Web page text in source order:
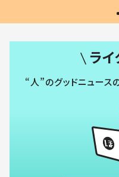
ライ
“人”のグッドニュース